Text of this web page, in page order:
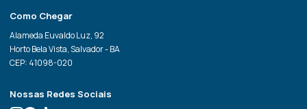
Como Chegar
Alameda Euvaldo Luz, 92
Horto Bela Vista, Salvador - BA
CEP: 41098-020
Nossas Redes Sociais